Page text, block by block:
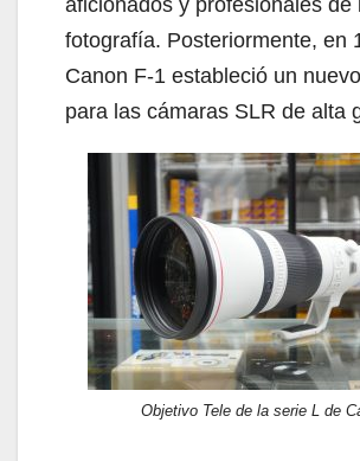
aficionados y profesionales de
fotografía. Posteriormente, en
Canon F-1 estableció un
para las cámaras SLR de alta
Objetivo Tele de la serie L de